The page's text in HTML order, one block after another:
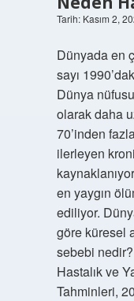
Tarih: Kasım 2,
Dünyada en
sayı
Dünya
olarak daha
70’inden
ilerleyen
en yaygın
ediliyor.
göre küresel
sebebi
Hastalık ve
Tahminleri,